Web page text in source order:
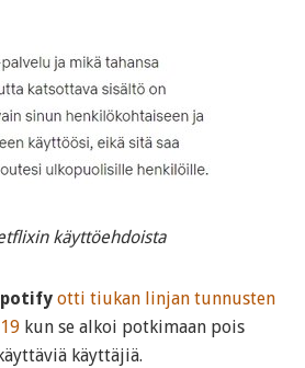
käyttöehdoista
otti tiukan linjan tunnusten
kun se alkoi potkimaan pois
käyttäjiä.